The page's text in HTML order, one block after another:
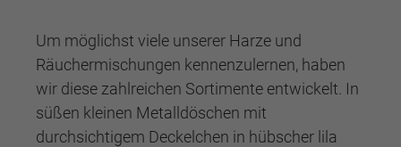
Um möglichst viele unserer Harze und
Räuchermischungen kennenzulernen, haben
wir diese zahlreichen Sortimente entwickelt. In
süßen kleinen Metalldöschen mit
durchsichtigem Deckelchen in hübscher lila